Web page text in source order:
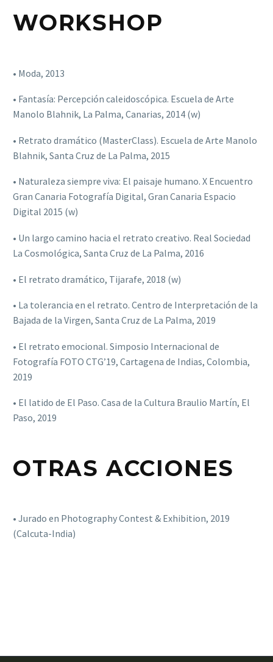
WORKSHOP
• Moda, 2013
• Fantasía: Percepción caleidoscópica. Escuela de Arte
Manolo Blahnik, La Palma, Canarias, 2014 (w)
• Retrato dramático (MasterClass). Escuela de Arte Manolo
Blahnik, Santa Cruz de La Palma, 2015
• Naturaleza siempre viva: El paisaje humano. X Encuentro
Gran Canaria Fotografía Digital, Gran Canaria Espacio
Digital 2015 (w)
• Un largo camino hacia el retrato creativo. Real Sociedad
La Cosmológica, Santa Cruz de La Palma, 2016
• El retrato dramático, Tijarafe, 2018 (w)
• La tolerancia en el retrato. Centro de Interpretación de la
Bajada de la Virgen, Santa Cruz de La Palma, 2019
• El retrato emocional. Simposio Internacional de
Fotografía FOTO CTG’19, Cartagena de Indias, Colombia,
2019
• El latido de El Paso. Casa de la Cultura Braulio Martín, El
Paso, 2019
OTRAS ACCIONES
• Jurado en Photography Contest & Exhibition, 2019
(Calcuta-India)